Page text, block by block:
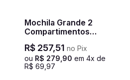
Mochila Grande 2
Compartimentos
Notebook 15,6 Sestini
Hydroblock Work -
Preto
R$ 257,51 no Pix
ou R$ 279 90 em 4x de
R$ 69 97